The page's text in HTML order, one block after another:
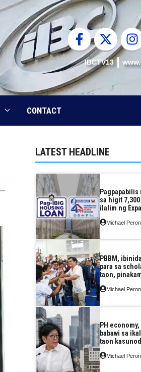
IBCTV13
CONTACT
LATEST HEADLINE
sa higit
ilalim ng
ng Pag-IBIG
Michael
PBBM,
para sa
taon,
Michael
PH
babawi sa
taon kasunod
pagkaantala
Michael